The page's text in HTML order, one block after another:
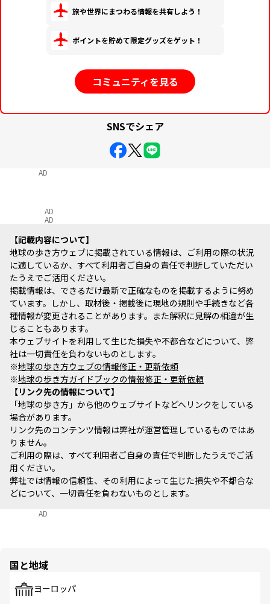
旅や世界にまつわる情報を共有しよう！
ポイントを貯めて限定グッズをゲット！
コミュニティを見る
SNSでシェア
AD
AD
AD
記載内容について
地球の歩き方ウェブに掲載されている情報は、ご利用の際の状況
に適しているか、すべて利用者ご自身の責任で判断していただい
たうえでご活用ください。
掲載情報は、できるだけ最新で正確なものを掲載するように努め
ています。しかし、取材後・掲載後に現地の規則や手続きなど各
種情報が変更されることがあります。また解釈に見解の相違が生
じることもあります。
本ウェブサイトを利用して生じた損失や不都合などについて、弊
社は一切責任を負わないものとします。
※地球の歩き方ウェブの情報修正・更新依頼
※地球の歩き方ガイドブックの情報修正・更新依頼
リンク先の情報について
「地球の歩き方」から他のウェブサイトなどへリンクをしている
場合があります。
リンク先のコンテンツ情報は弊社が運営管理しているものではあ
りません。
ご利用の際は、すべて利用者ご自身の責任で判断したうえでご活
用ください。
弊社では情報の信頼性、その利用によって生じた損失や不都合な
どについて、一切責任を負わないものとします。
AD
国と地域
ヨーロッパ